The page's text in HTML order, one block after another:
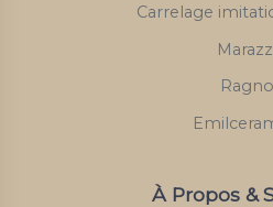
Carrelage
Ragno
À Propos &